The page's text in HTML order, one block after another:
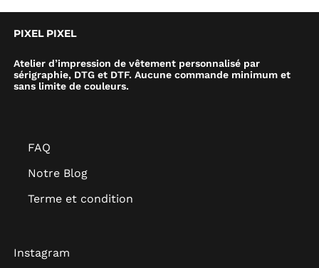
PIXEL PIXEL
Atelier d’impression de vêtement personnalisé par
sérigraphie, DTG et DTF. Aucune commande minimum et
sans limite de couleurs.
FAQ
Notre Blog
Terme et condition
Instagram